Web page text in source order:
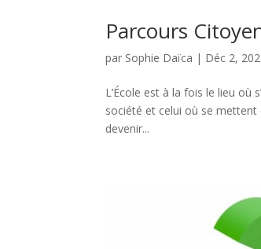
Parcours
par Sophie Daïca | Déc 2,
L’École est à la fois le lieu où
société et celui où se
devenir...